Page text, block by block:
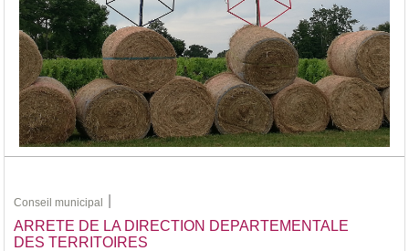
Les axes principaux seront fermés vers 11h 30 pour le passage
de la caravane à 12 h 30,
les coureurs passeront entre 14 h et 15 h
En comptant sur votre présence afin de passer un bon moment
tous ensemble!
Le foyer Rural
Conseil municipal
ARRETE DE LA DIRECTION DEPARTEMENTALE
DES TERRITOIRES